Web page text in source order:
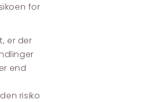
for
er der
end
risiko